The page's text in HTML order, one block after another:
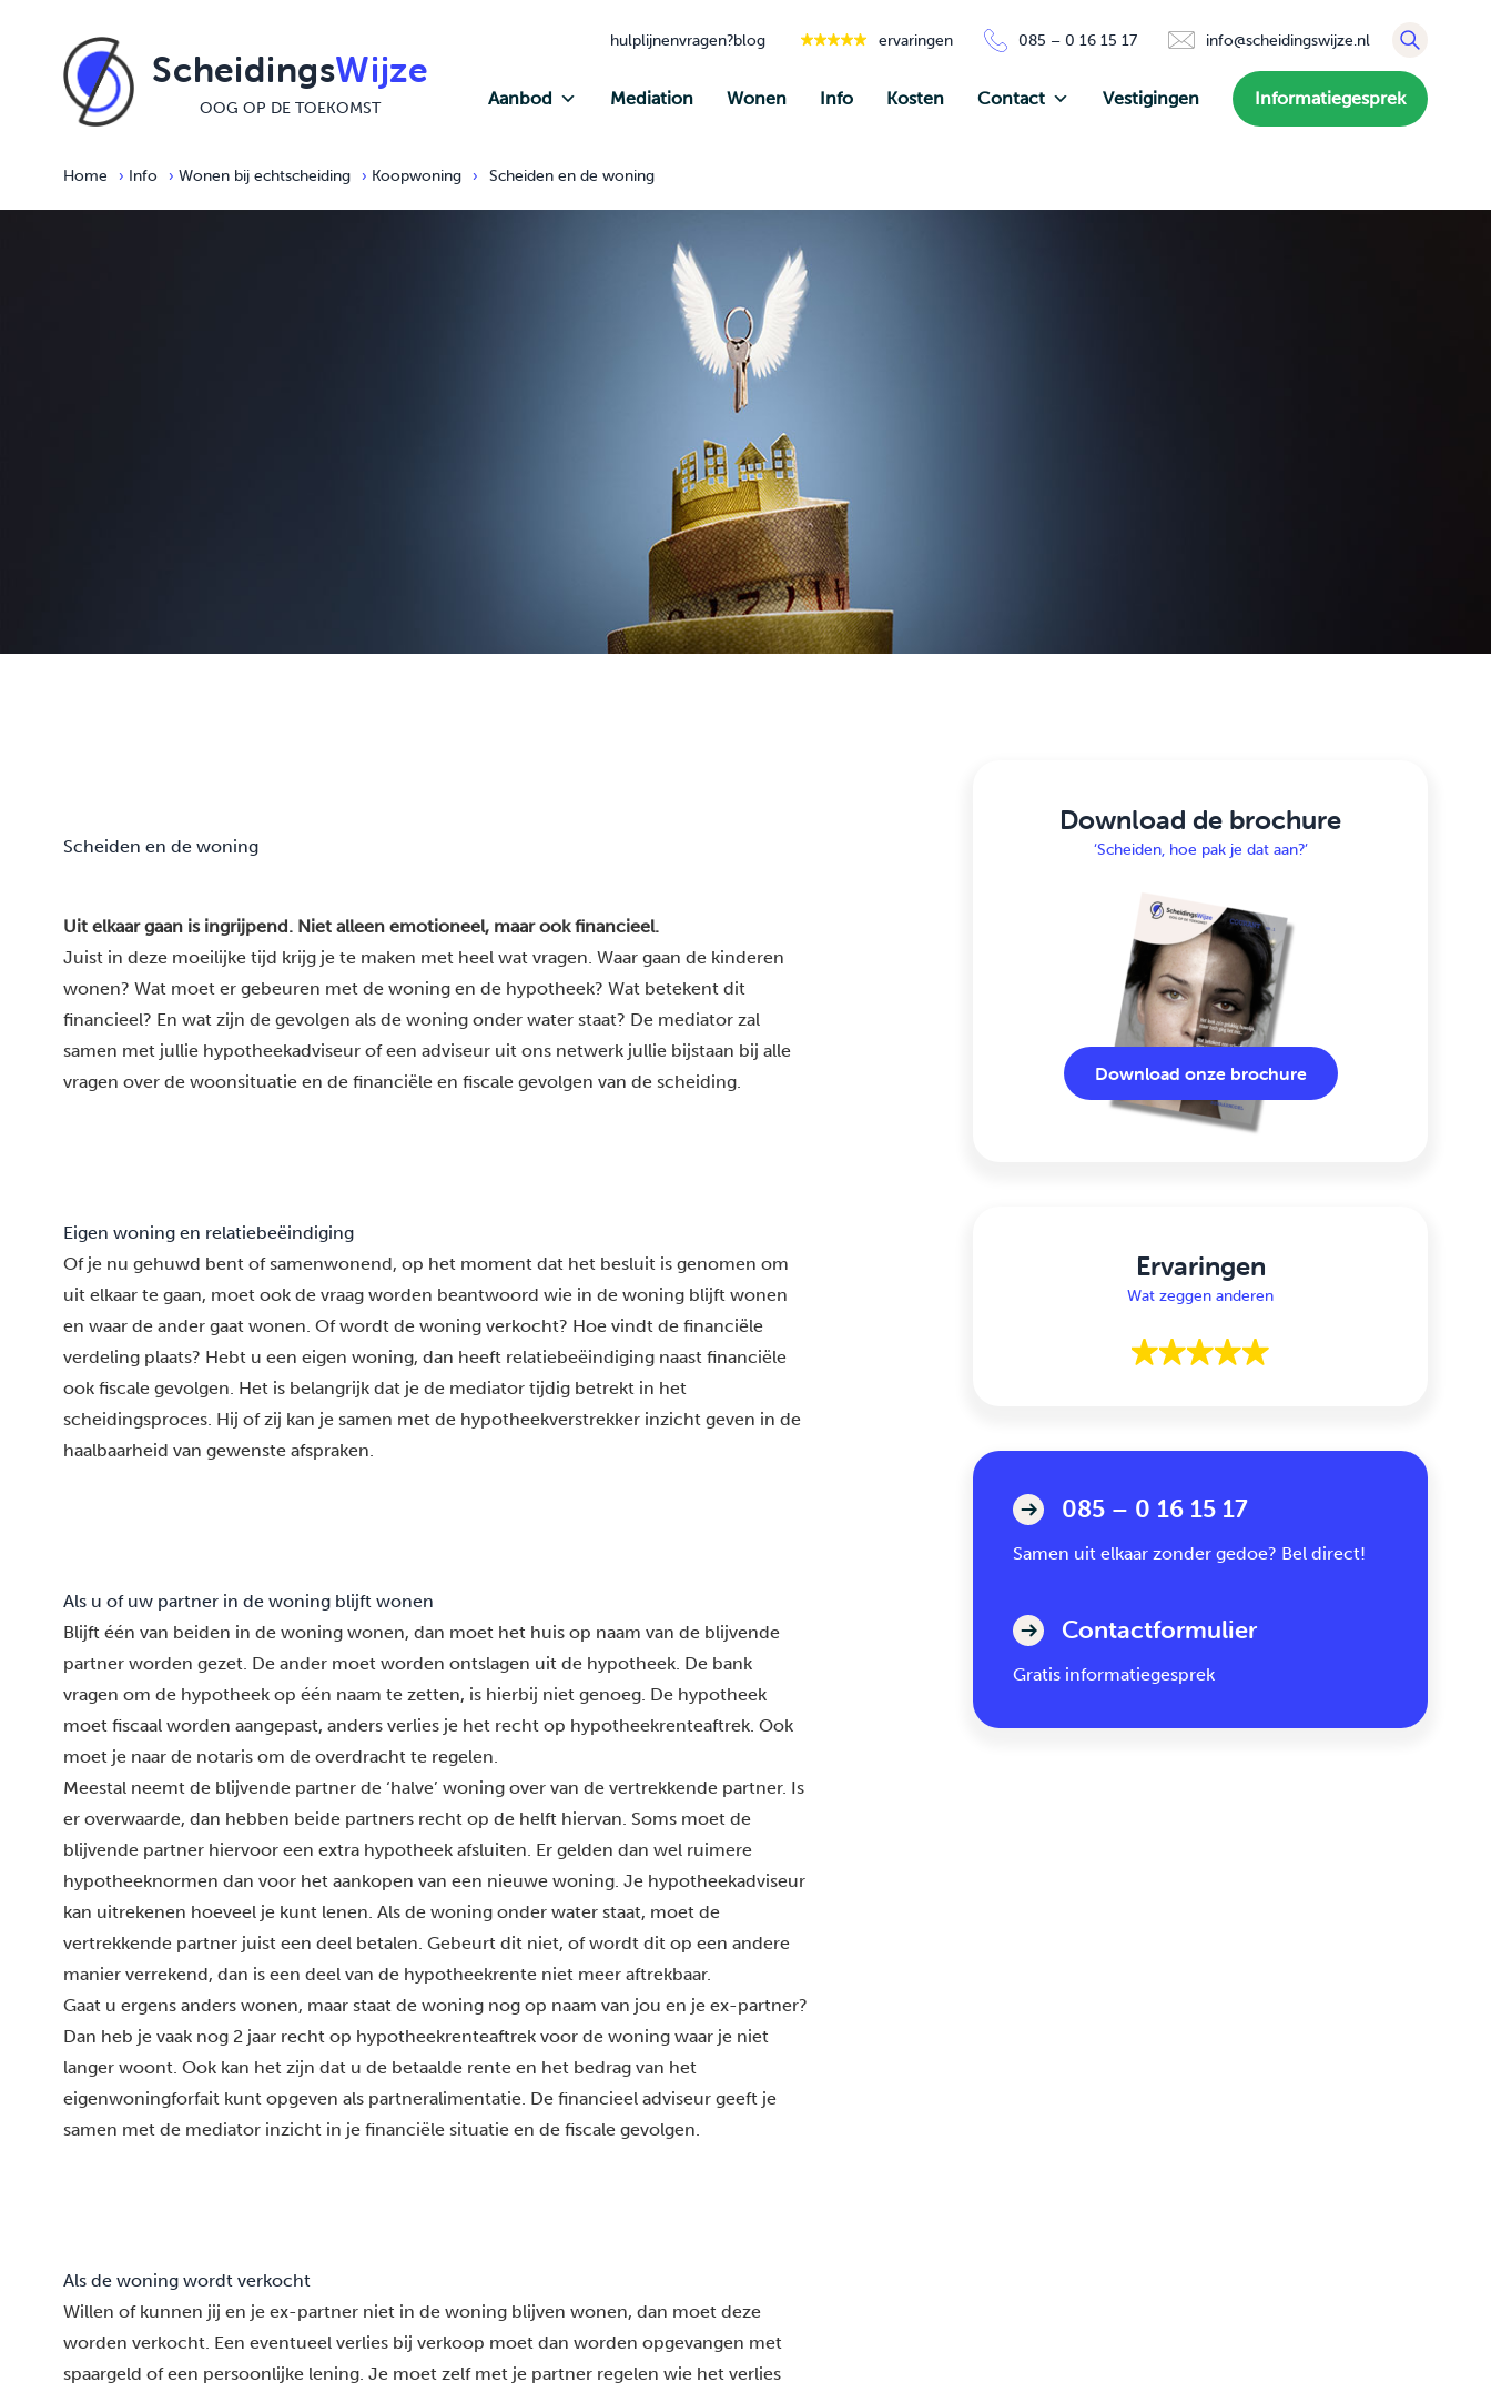
ScheidingsWijze
OOG OP DE TOEKOMST
hulplijnenvragen?blog ervaringen 085 – 0 16 15 17 info@scheidingswijze.nl
Aanbod Mediation Wonen Info Kosten Contact Vestigingen Informatiegesprek
Home › Info › Wonen bij echtscheiding › Koopwoning › Scheiden en de woning
Scheiden en de woning
Uit elkaar gaan is ingrijpend. Niet alleen emotioneel, maar ook financieel.
Juist in deze moeilijke tijd krijg je te maken met heel wat vragen. Waar gaan de kinderen
wonen? Wat moet er gebeuren met de woning en de hypotheek? Wat betekent dit
financieel? En wat zijn de gevolgen als de woning onder water staat? De mediator zal
samen met jullie hypotheekadviseur of een adviseur uit ons netwerk jullie bijstaan bij alle
vragen over de woonsituatie en de financiële en fiscale gevolgen van de scheiding.
Eigen woning en relatiebeëindiging
Of je nu gehuwd bent of samenwonend, op het moment dat het besluit is genomen om
uit elkaar te gaan, moet ook de vraag worden beantwoord wie in de woning blijft wonen
en waar de ander gaat wonen. Of wordt de woning verkocht? Hoe vindt de financiële
verdeling plaats? Hebt u een eigen woning, dan heeft relatiebeëindiging naast financiële
ook fiscale gevolgen. Het is belangrijk dat je de mediator tijdig betrekt in het
scheidingsproces. Hij of zij kan je samen met de hypotheekverstrekker inzicht geven in de
haalbaarheid van gewenste afspraken.
Als u of uw partner in de woning blijft wonen
Blijft één van beiden in de woning wonen, dan moet het huis op naam van de blijvende
partner worden gezet. De ander moet worden ontslagen uit de hypotheek. De bank
vragen om de hypotheek op één naam te zetten, is hierbij niet genoeg. De hypotheek
moet fiscaal worden aangepast, anders verlies je het recht op hypotheekrenteaftrek. Ook
moet je naar de notaris om de overdracht te regelen.
Meestal neemt de blijvende partner de ‘halve’ woning over van de vertrekkende partner. Is
er overwaarde, dan hebben beide partners recht op de helft hiervan. Soms moet de
blijvende partner hiervoor een extra hypotheek afsluiten. Er gelden dan wel ruimere
hypotheeknormen dan voor het aankopen van een nieuwe woning. Je hypotheekadviseur
kan uitrekenen hoeveel je kunt lenen. Als de woning onder water staat, moet de
vertrekkende partner juist een deel betalen. Gebeurt dit niet, of wordt dit op een andere
manier verrekend, dan is een deel van de hypotheekrente niet meer aftrekbaar.
Gaat u ergens anders wonen, maar staat de woning nog op naam van jou en je ex-partner?
Dan heb je vaak nog 2 jaar recht op hypotheekrenteaftrek voor de woning waar je niet
langer woont. Ook kan het zijn dat u de betaalde rente en het bedrag van het
eigenwoningforfait kunt opgeven als partneralimentatie. De financieel adviseur geeft je
samen met de mediator inzicht in je financiële situatie en de fiscale gevolgen.
Als de woning wordt verkocht
Willen of kunnen jij en je ex-partner niet in de woning blijven wonen, dan moet deze
worden verkocht. Een eventueel verlies bij verkoop moet dan worden opgevangen met
spaargeld of een persoonlijke lening. Je moet zelf met je partner regelen wie het verlies
Download de brochure
‘Scheiden, hoe pak je dat aan?’
Download onze brochure
Ervaringen
Wat zeggen anderen
085 – 0 16 15 17
Samen uit elkaar zonder gedoe? Bel direct!
Contactformulier
Gratis informatiegesprek